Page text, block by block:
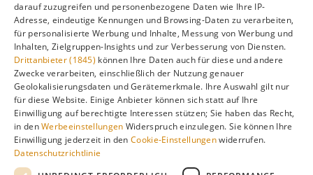
Alle Infos zur besten ReisezeitNepal
Gefällt dir diese Seite? Teile sie auf Pinterest!
Auf Pinterest merken
darauf zuzugreifen und personenbezogene Daten wie Ihre IP-
Adresse, eindeutige Kennungen und Browsing-Daten zu verarbeiten,
für personalisierte Werbung und Inhalte, Messung von Werbung und
Inhalten, Zielgruppen-Insights und zur Verbesserung von Diensten.
Drittanbieter (1845) können Ihre Daten auch für diese und andere
Zwecke verarbeiten, einschließlich der Nutzung genauer
Geolokalisierungsdaten und Gerätemerkmale. Ihre Auswahl gilt nur
für diese Website. Einige Anbieter können sich statt auf Ihre
Einwilligung auf berechtigte Interessen stützen; Sie haben das Recht,
in denWerbeeinstellungen Widerspruch einzulegen. Sie können Ihre
Einwilligung jederzeit in denCookie-Einstellungenwiderrufen.
Datenschutzrichtlinie